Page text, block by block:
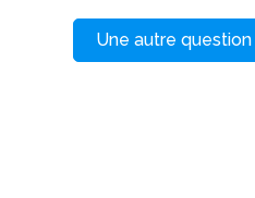
Une autre question